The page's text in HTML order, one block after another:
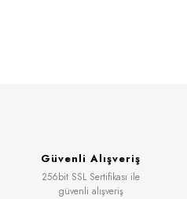
Güvenli Alışveriş
256bit SSL Sertifikası ile
güvenli alışveriş